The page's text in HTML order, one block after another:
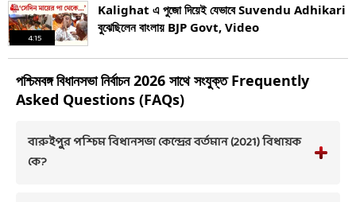
4:15
Kalighat এ পুজো দিয়েই যেভাবে Suvendu Adhikari
বুঝেছিলেন বাংলায় BJP Govt, Video
পশ্চিমবঙ্গবিধানসভা নির্বাচন2026 সাথে সংযুক্ত Frequently
Asked Questions (FAQs)
বারুইপুর পশ্চিম বিধানসভা কেন্দ্রের বর্তমান (2021) বিধায়ক
কে?